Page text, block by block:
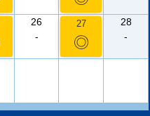
26
-
27
◎
28
-